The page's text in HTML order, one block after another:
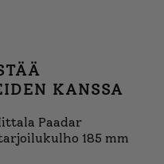
KANSSA
Paadar
185 mm